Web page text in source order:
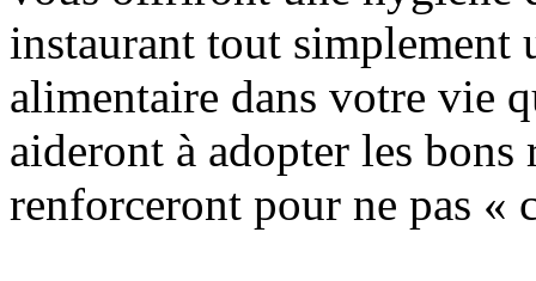
instaurant tout simplement
alimentaire dans votre vie
aideront à adopter les bons
renforceront pour ne pas «